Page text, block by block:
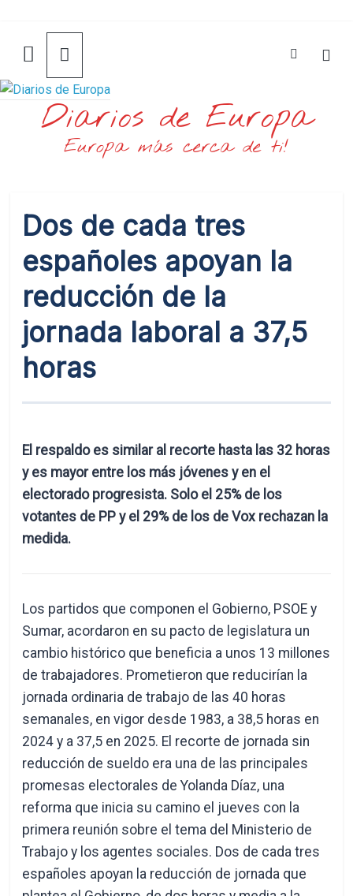
contenido
Diarios de Europa
Europa más cerca de ti!
Dos de cada tres
españoles apoyan la
reducción de la
jornada laboral a 37,5
horas
El respaldo es similar al recorte hasta las 32 horas
y es mayor entre los más jóvenes y en el
electorado progresista. Solo el 25% de los
votantes de PP y el 29% de los de Vox rechazan la
medida.
Los partidos que componen el Gobierno, PSOE y
Sumar, acordaron en su pacto de legislatura un
cambio histórico que beneficia a unos 13 millones
de trabajadores. Prometieron que reducirían la
jornada ordinaria de trabajo de las 40 horas
semanales, en vigor desde 1983, a 38,5 horas en
2024 y a 37,5 en 2025. El recorte de jornada sin
reducción de sueldo era una de las principales
promesas electorales de Yolanda Díaz, una
reforma que inicia su camino el jueves con la
primera reunión sobre el tema del Ministerio de
Trabajo y los agentes sociales. Dos de cada tres
españoles apoyan la reducción de jornada que